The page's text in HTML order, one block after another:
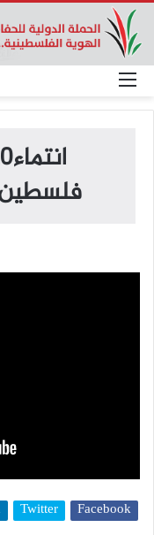
Facebook
Twitter